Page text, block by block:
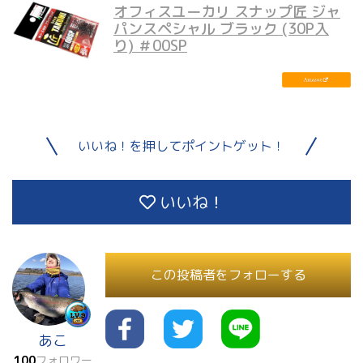
オフィスユーカリ スナップ匠 ジャ
パンスペシャル ブラック (30P入
り) ＃00SP
いいね！を押してポイントゲット！
いいね！
あこ
この投稿者をフォローする